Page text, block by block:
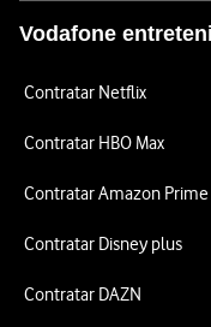
Vodafone
Contratar Netflix
Contratar HBO Max
Contratar Amazon Prime
Contratar Disney plus
Contratar DAZN